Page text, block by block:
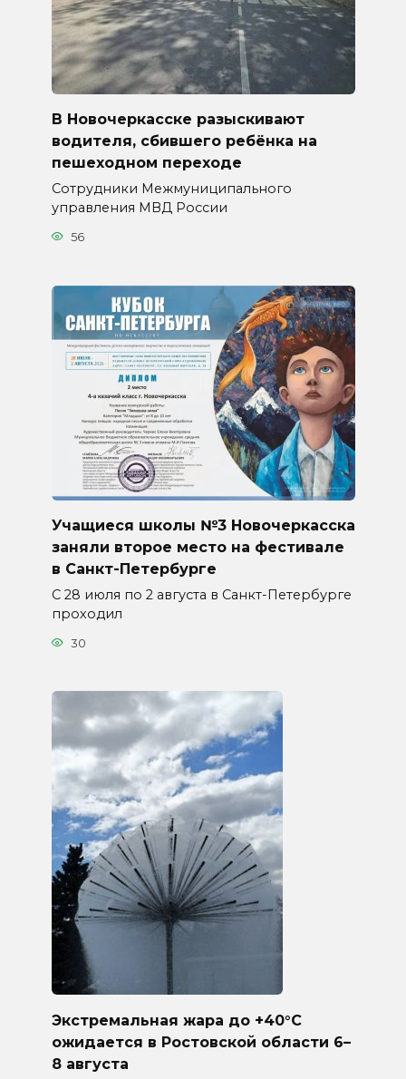
В Новочеркасске разыскивают
водителя, сбившего ребёнка на
пешеходном переходе
Сотрудники Межмуниципального
управления МВД России
56
Учащиеся школы №3 Новочеркасска
заняли второе место на фестивале
в Санкт-Петербурге
С 28 июля по 2 августа в Санкт-Петербурге
проходил
30
Экстремальная жара до +40°C
ожидается в Ростовской области 6–
8 августа